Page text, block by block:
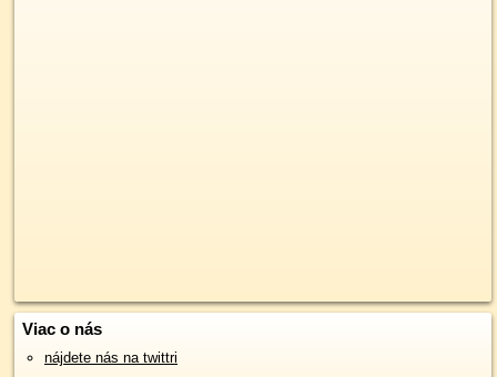
Viac o nás
nájdete nás na twittri